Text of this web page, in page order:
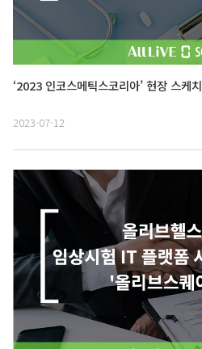
‘2023 인코스메틱스코리아’ 현장 스케치
2023-07-12